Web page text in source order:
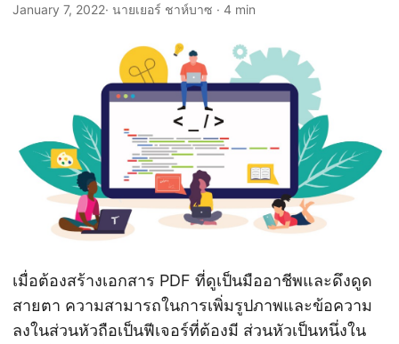
n
January 7, 2022· นายเยอร์ ชาห์บาซ · 4 min
เมื่อต้องสร้างเอกสาร PDF ที่ดูเป็นมืออาชีพและดึงดูด
สายตา ความสามารถในการเพิ่มรูปภาพและข้อความ
ลงในส่วนหัวถือเป็นฟีเจอร์ที่ต้องมี ส่วนหัวเป็นหนึ่งใน